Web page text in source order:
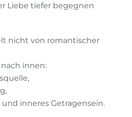
Liebe tiefer begegnen
nicht von romantischer
innen:
inneres Getragensein.